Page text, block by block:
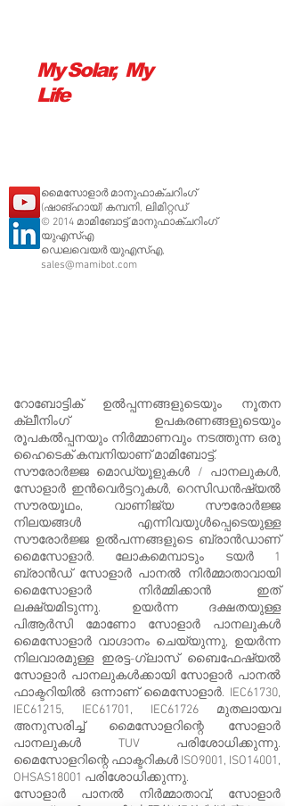
My Solar, My
Life
മൈസോളാർ മാനുഫാക്ചറിംഗ്
(ഷാങ്ഹായ്) കമ്പനി, ലിമിറ്റഡ്
© 2014 മാമിബോട്ട് മാനുഫാക്ചറിംഗ്
യുഎസ്എ
ഡെലവെയർ യു‌എസ്‌എ,
sales@mamibot.com
റോബോട്ടിക് ഉൽ‌പ്പന്നങ്ങളുടെയും നൂതന
ക്ലീനിംഗ് ഉപകരണങ്ങളുടെയും
രൂപകൽപ്പനയും നിർമ്മാണവും നടത്തുന്ന ഒരു
ഹൈടെക് കമ്പനിയാണ് മാമിബോട്ട്.
സൗരോർജ്ജ മൊഡ്യൂളുകൾ / പാനലുകൾ,
സോളാർ ഇൻവെർട്ടറുകൾ, റെസിഡൻഷ്യൽ
സൗരയൂഥം, വാണിജ്യ സൗരോർജ്ജ
നിലയങ്ങൾ എന്നിവയുൾപ്പെടെയുള്ള
സൗരോർജ്ജ ഉൽ‌പന്നങ്ങളുടെ ബ്രാൻഡാണ്
മൈസോളാർ. ലോകമെമ്പാടും ടയർ 1
ബ്രാൻഡ് സോളാർ പാനൽ നിർമ്മാതാവായി
മൈസോളാർ നിർമ്മിക്കാൻ ഇത്
ലക്ഷ്യമിടുന്നു. ഉയർന്ന ദക്ഷതയുള്ള
പി‌ആർ‌സി മോണോ സോളാർ പാനലുകൾ
മൈസോളാർ വാഗ്ദാനം ചെയ്യുന്നു, ഉയർന്ന
നിലവാരമുള്ള ഇരട്ട-ഗ്ലാസ് ബൈഫേഷ്യൽ
സോളാർ പാനലുകൾക്കായി സോളാർ പാനൽ
ഫാക്ടറിയിൽ ഒന്നാണ് മൈസോളാർ. IEC61730,
IEC61215, IEC61701, IEC61726 മുതലായവ
അനുസരിച്ച് മൈസോളറിന്റെ സോളാർ
പാനലുകൾ TUV പരിശോധിക്കുന്നു.
മൈസോളറിന്റെ ഫാക്ടറികൾ ISO9001, ISO14001,
OHSAS18001 പരിശോധിക്കുന്നു.
സോളാർ പാനൽ നിർമ്മാതാവ്, സോളാർ